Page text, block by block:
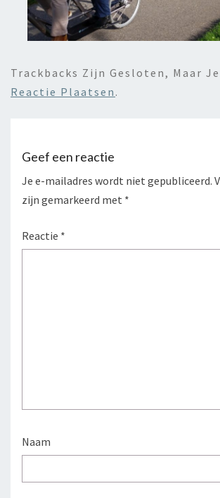
Trackbacks Zijn Gesloten, Maar Je
Reactie Plaatsen .
Geef een reactie
Je e-mailadres wordt niet gepubliceerd.
zijn gemarkeerd met *
Reactie *
Naam